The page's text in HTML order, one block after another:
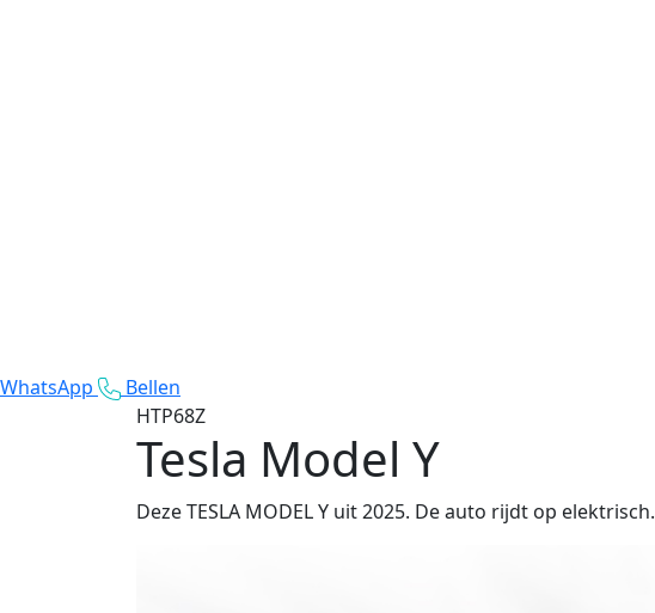
WhatsApp
Bellen
HTP68Z
Tesla Model Y
Deze TESLA MODEL Y uit 2025. De auto rijdt op elektrisch.